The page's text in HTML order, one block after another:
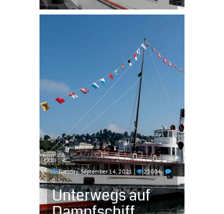
Tuesday, September 14, 2021
25004
0
Unterwegs auf